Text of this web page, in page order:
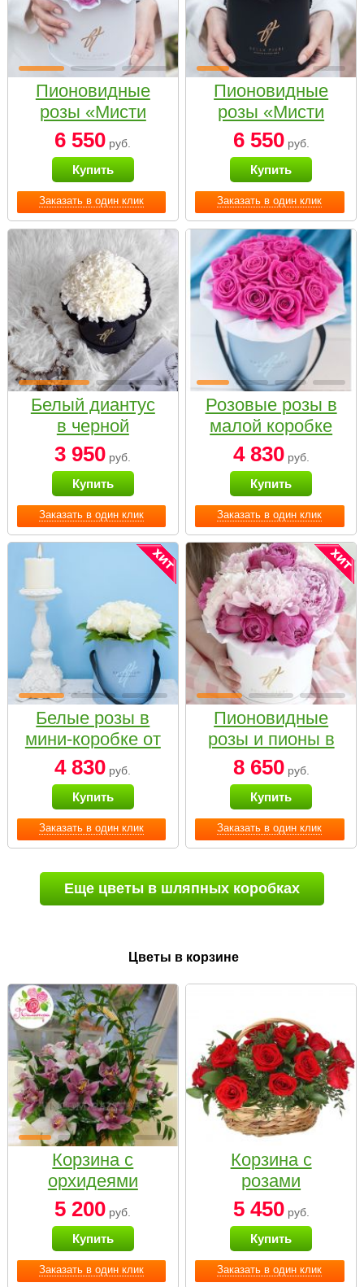
Заказать в один клик
Пионовидные
розы «Мисти
бабблс» в белой
коробке Small
6 550 руб.
Купить
Заказать в один клик
Пионовидные
розы «Мисти
бабблс» в
черной коробке
Small
6 550руб.
Купить
Заказать в один клик
Белый диантус
в черной
коробке Small
3 950 руб.
Купить
Заказать в один клик
Розовые розы в
малой коробке
4 830руб.
Купить
Заказать в один клик
Белые розы в
мини-коробке от
Bella Fiori
4 830 руб.
Купить
Заказать в один клик
Пионовидные
розы и пионы в
белой коробке
Small
8 650руб.
Купить
Еще цветы в шляпных коробках
Цветы в корзине
Заказать в один клик
Корзина с
орхидеями
малая
5 200 руб.
Купить
Заказать в один клик
Корзина с
розами
«Красный
Париж»
5 450руб.
Купить